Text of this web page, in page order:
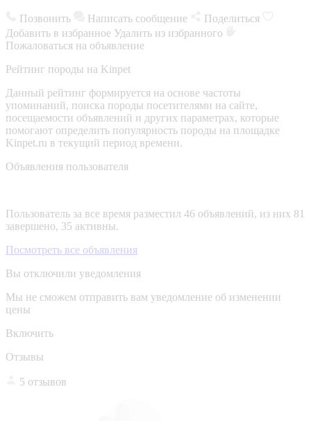
Позвонить Написать сообщение
Поделиться
Добавить в избранное Удалить из избранного
Пожаловаться на объявление
Рейтинг породы на Kinpet
Данный рейтинг формируется на основе частоты
упоминаний, поиска породы посетителями на сайте,
посещаемости объявлений и других параметрах, которые
помогают определить популярность породы на площадке
Kinpet.ru в текущий период времени.
Объявления пользователя
Пользователь за все время разместил 46 объявлений, из них 81
завершено, 35 активны.
Посмотреть все объявления
Вы отключили уведомления
Мы не сможем отправить вам уведомление об изменении
цены
Включить
Отзывы
5 отзывов